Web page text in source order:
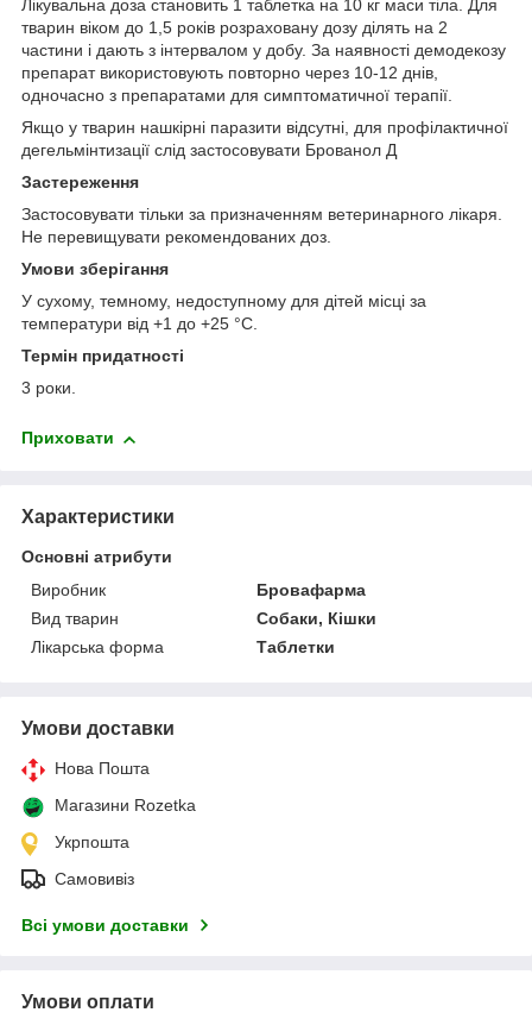
Лікувальна доза становить 1 таблетка на 10 кг маси тіла. Для
тварин віком до 1,5 років розраховану дозу ділять на 2
частини і дають з інтервалом у добу. За наявності демодекозу
препарат використовують повторно через 10-12 днів,
одночасно з препаратами для симптоматичної терапії.
Якщо у тварин нашкірні паразити відсутні, для профілактичної
дегельмінтизації слід застосовувати Брованол Д
Застереження
Застосовувати тільки за призначенням ветеринарного лікаря.
Не перевищувати рекомендованих доз.
Умови зберігання
У сухому, темному, недоступному для дітей місці за
температури від +1 до +25 °С.
Термін придатності
3 роки.
Приховати
Характеристики
Основні атрибути
Виробник
Бровафарма
Вид тварин
Собаки, Кішки
Лікарська форма
Таблетки
Умови доставки
Нова Пошта
Магазини Rozetka
Укрпошта
Самовивіз
Всі умови доставки
Умови оплати